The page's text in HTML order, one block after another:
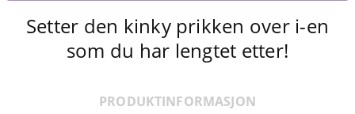
Setter den kinky prikken over i-en
som du har lengtet etter!
PRODUKTINFORMASJON